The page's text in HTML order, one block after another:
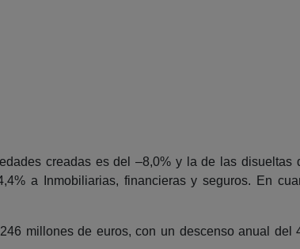
creadas es del –8,0% y la de las
a Inmobiliarias, financieras y seguros. En
millones de euros, con un descenso anual del